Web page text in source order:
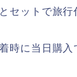
セットで旅
時に当日購